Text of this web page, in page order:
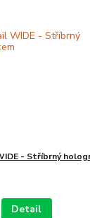
- Stříbrný
Detail